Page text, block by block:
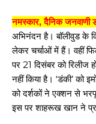
नमस्कार, दैनिक जनवाणी
अभिनंदन है। बॉलीवुड के
लेकर चर्चाओं में हैं। वहीं
पर 21 दिसंबर को रिलीज
नहीं किया है। ‘डंकी’ को
को दर्शकों ने एक्शन से
इस पर शाहरूख खान ने